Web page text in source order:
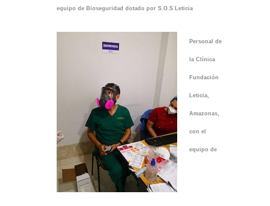
equipo de Bioseguridad dotado por S.O.S Leticia
Personal de
la Clínica
Fundación
Leticia,
Amazonas,
con el
equipo de